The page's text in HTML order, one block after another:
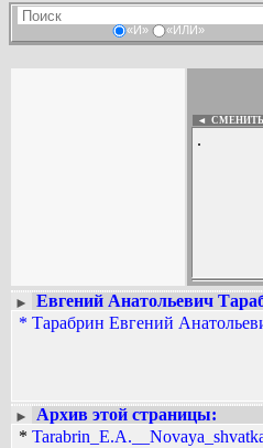
«И» «ИЛИ»
◄ СМЕНИТЬ
.
Вадим
...
► Евгений Анатольевич
* Тарабрин Евгений
►
Архив этой страницы:
*